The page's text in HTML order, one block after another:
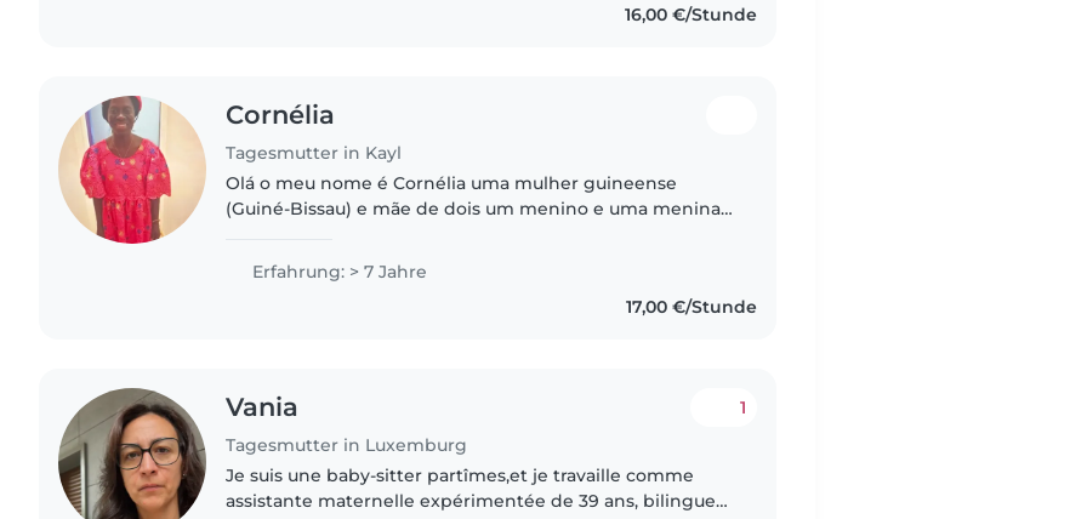
16,00 €/Stunde
Cornélia
Tagesmutter in Kayl
Olá o meu nome é Cornélia uma mulher guineense
(Guiné-Bissau) e mãe de dois um menino e uma menina e
tudo, ainda estou em forma..
Erfahrung: > 7 Jahre
17,00 €/Stunde
Vania
Tagesmutter in Luxemburg
1
Je suis une baby-sitter partîmes,et je travaille comme
assistante maternelle expérimentée de 39 ans, bilingue